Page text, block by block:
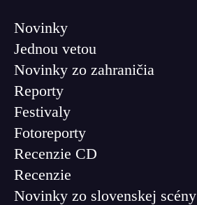
Novinky
Jednou vetou
Novinky zo zahraničia
Reporty
Festivaly
Fotoreporty
Recenzie CD
Recenzie
Novinky zo slovenskej scény